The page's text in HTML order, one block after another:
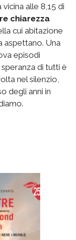
alle 8,15 di
chiarezza
cui abitazione
aspettano. Una
episodi
di tutti è
nel silenzio,
degli anni in